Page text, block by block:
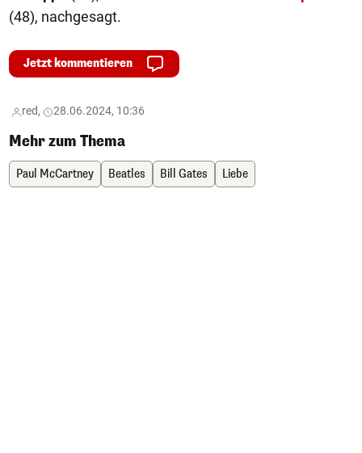
(48), nachgesagt.
Jetzt kommentieren
red, 28.06.2024, 10:36
Mehr zum Thema
Paul McCartney Beatles Bill Gates Liebe